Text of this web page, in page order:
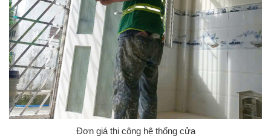
Đơn giá thi công hệ thống cửa